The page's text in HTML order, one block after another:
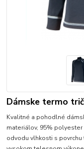
Dámske termo
Kvalitné a pohodlné
materiálov, 95%
odvodu vlhkosti s